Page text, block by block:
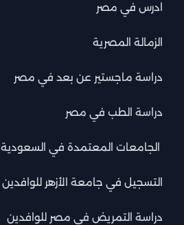
ادرس في مصر
الزمالة المصرية
دراسة ماجستير عن بعد في مصر
دراسة الطب في مصر
الجامعات المعتمدة في السعودية
التسجيل في جامعة الأزهر للوافدين
دراسة التمريض في مصر للوافدين